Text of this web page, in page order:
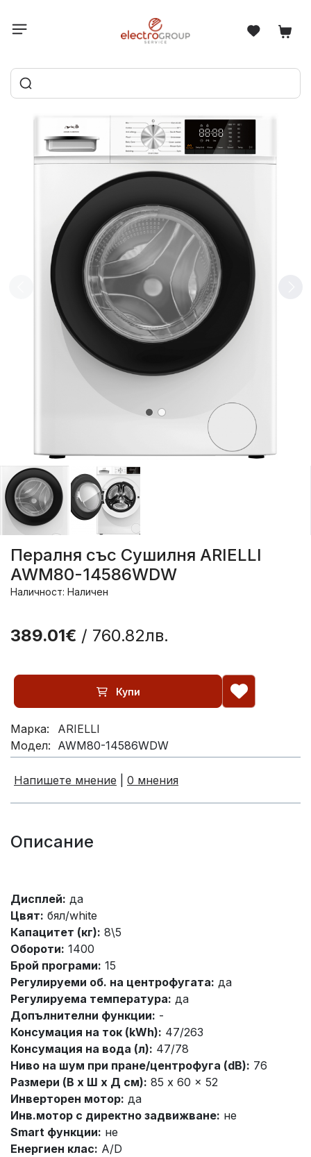
Пералня със Сушилня ARIELLI
AWM80-14586WDW
Наличност: Наличен
389.01€ / 760.82лв.
Купи
Марка:
ARIELLI
Модел: AWM80-14586WDW
Напишете мнение 0 мнения
Описание
Дисплей: да
Цвят: бял/white
Капацитет (кг): 8\5
Обороти: 1400
Брой програми: 15
Регулируеми об. на центрофугата: да
Регулируема температура: да
Допълнителни функции: -
Консумация на ток (kWh): 47/263
Консумация на вода (л): 47/78
Ниво на шум при пране/центрофуга (dB): 76
Размери (В x Ш x Д см): 85 x 60 x 52
Инверторен мотор: да
Инв.мотор с директно задвижване: не
Smart функции: не
Енергиен клас: A/D